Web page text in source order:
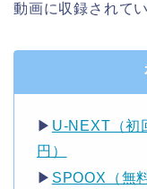
動画に収録されてい
▶︎ U-NEXT（初
円）
▶︎ SPOOX（無